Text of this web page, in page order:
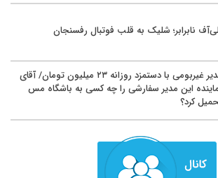
نابرابر؛ شلیک به قلب فوتبال رفسنجان
مدیر غیربومی با دستمزد روزانه ۲۳ میلیون تومان/ آقای
این مدیر سفارشی را چه کسی به باشگاه مس
کرد؟